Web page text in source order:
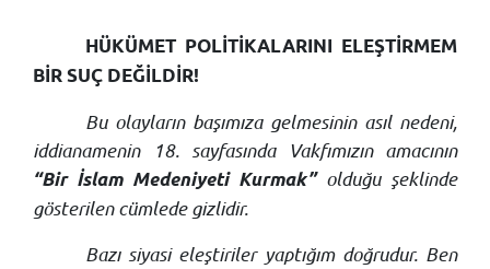
HÜKÜMET POLİTİKALARINI ELEŞTİRMEM
BİR SUÇ DEĞİLDİR!
Bu olayların başımıza gelmesinin asıl nedeni,
iddianamenin 18. sayfasında Vakfımızın amacının
“Bir İslam Medeniyeti Kurmak”olduğu şeklinde
gösterilen cümlede gizlidir.
Bazı siyasi eleştiriler yaptığım doğrudur. Ben